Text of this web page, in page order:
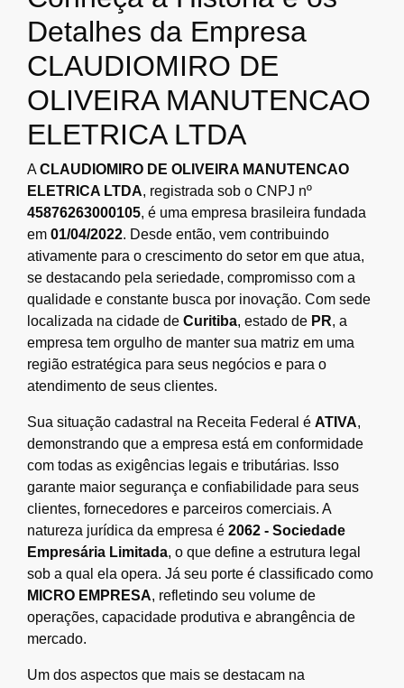
Detalhes da Empresa
CLAUDIOMIRO DE
OLIVEIRA MANUTENCAO
ELETRICA LTDA
ACLAUDIOMIRO DE OLIVEIRA MANUTENCAO
ELETRICA LTDA, registrada sob o CNPJ nº
45876263000105, é uma empresa brasileira fundada
em 01/04/2022. Desde então, vem contribuindo
ativamente para o crescimento do setor em que atua,
se destacando pela seriedade, compromisso com a
qualidade e constante busca por inovação. Com sede
localizada na cidade de Curitiba, estado de PR, a
empresa tem orgulho de manter sua matriz em uma
região estratégica para seus negócios e para o
atendimento de seus clientes.
Sua situação cadastral na Receita Federal é ATIVA,
demonstrando que a empresa está em conformidade
com todas as exigências legais e tributárias. Isso
garante maior segurança e confiabilidade para seus
clientes, fornecedores e parceiros comerciais. A
natureza jurídica da empresa é 2062 - Sociedade
Empresária Limitada, o que define a estrutura legal
sob a qual ela opera. Já seu porte é classificado como
MICRO EMPRESA, refletindo seu volume de
operações, capacidade produtiva e abrangência de
mercado.
Um dos aspectos que mais se destacam na